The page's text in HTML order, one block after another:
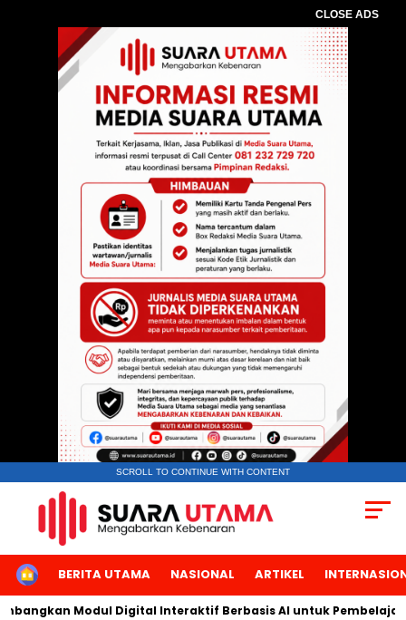
CLOSE ADS
SCROLL TO CONTINUE WITH CONTENT
HOMEBERITA UTAMA NASIONAL ARTIKEL
Modul Digital Interaktif Berbasis AI untuk Pembelajaran